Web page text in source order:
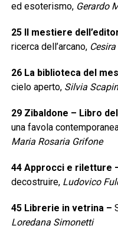
ed esoterismo, Gerardo
25 Il mestiere
ricerca dell’arcano,
26 La biblioteca del
cielo aperto, Silvia
29 Zibaldone – Libro
una favola
Maria Rosaria Grifone
44 Approcci e riletture
decostruire, Ludovico
45 Librerie in vetrina–
Loredana Simonetti